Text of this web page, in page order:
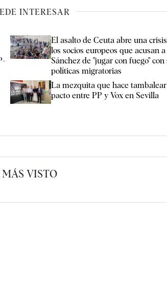
INTERESAR
El asalto de Ceuta abre una
los socios europeos que acusan a
Sánchez de "jugar con fuego" con
políticas migratorias
La mezquita que hace
pacto entre PP y Vox en Sevilla
VISTO